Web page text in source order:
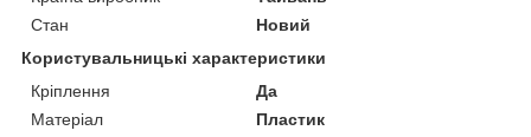
Стан
Новий
Користувальницькі характеристики
Кріплення
Да
Матеріал
Пластик